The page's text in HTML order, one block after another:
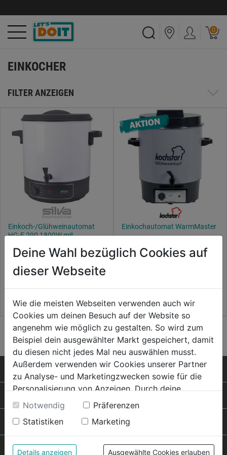
0
EINKOCHER
FILTER ANZEIGEN
Einkoch-/Glühweinautomat
HG-E 290 1800W mit
0.0 (0)
von
99,99€
Einkochautomat WarmMaster
0.0 (0)
LET'S DOIT SERVICE
RAT & TAT
FRAGEN ZUM SHOP
Deine Wahl bezüglich Cookies auf
dieser Webseite
Wie die meisten Webseiten verwenden auch wir
Cookies um deinen Besuch auf der Website so
angenehm wie möglich zu gestalten. So wird zum
Beispiel dein ausgewählter Markt gespeichert, damit
du diesen nicht jedes Mal neu auswählen musst.
Außerdem verwenden wir Cookies unserer Partner
zu Analyse- und Marketingzwecken sowie für die
Personalisierung von Anzeigen. Durch deine
Einwilligung werden die Daten von Drittanbieter,
unter anderem auch in den USA, verarbeitet.
Durch Klick auf "Alle Cookies erlauben" stimmst du
der Verwendung aller Cookies zu. Unter "Details
anzeigen" findest du alle Infos zu den
Notwendig
Präferenzen
Statistiken
Marketing
Details anzeigen Ausgewählte Cookies erlauben